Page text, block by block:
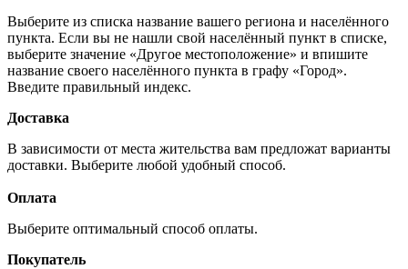
Выберите из списка название вашего региона и населённого
пункта. Если вы не нашли свой населённый пункт в списке,
выберите значение «Другое местоположение» и впишите
название своего населённого пункта в графу «Город».
Введите правильный индекс.
Доставка
В зависимости от места жительства вам предложат варианты
доставки. Выберите любой удобный способ.
Оплата
Выберите оптимальный способ оплаты.
Покупатель